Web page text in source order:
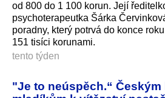
od 800 do 1 100 korun. Její
psychoterapeutka Šárka
poradny, který potrvá do konce
151 tisíci korunami.
tento týden
"Je to neúspěch.“